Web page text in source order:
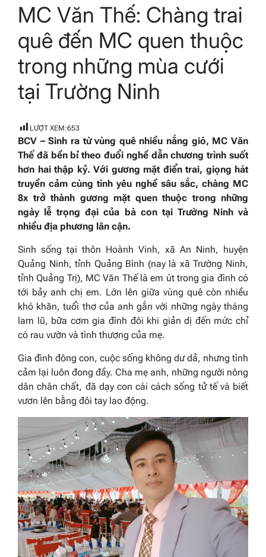
read
time
MC Văn Thế: Chàng trai
quê đến MC quen thuộc
trong những mùa cưới
tại Trường Ninh
LƯỢT XEM:653
BCV – Sinh ra từ vùng quê nhiều nắng gió, MC Văn
Thế đã bền bỉ theo đuổi nghề dẫn chương trình suốt
hơn hai thập kỷ. Với gương mặt điển trai, giọng hát
truyền cảm cùng tình yêu nghề sâu sắc, chàng MC
8x trở thành gương mặt quen thuộc trong những
ngày lễ trọng đại của bà con tại Trường Ninh và
nhiều địa phương lân cận.
Sinh sống tại thôn Hoành Vinh, xã An Ninh, huyện
Quảng Ninh, tỉnh Quảng Bình (nay là xã Trường Ninh,
tỉnh Quảng Trị), MC Văn Thế là em út trong gia đình có
tới bảy anh chị em. Lớn lên giữa vùng quê còn nhiều
khó khăn, tuổi thơ của anh gắn với những ngày tháng
lam lũ, bữa cơm gia đình đôi khi giản dị đến mức chỉ
có rau vườn và tình thương của mẹ.
Gia đình đông con, cuộc sống không dư dả, nhưng tình
cảm lại luôn đong đầy. Cha mẹ anh, những người nông
dân chân chất, đã dạy con cái cách sống tử tế và biết
vươn lên bằng đôi tay lao động.